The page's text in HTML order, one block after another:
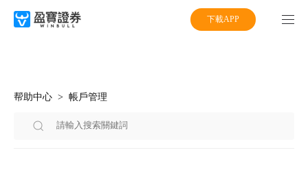
下載APP
帮助中心 帳戶管理